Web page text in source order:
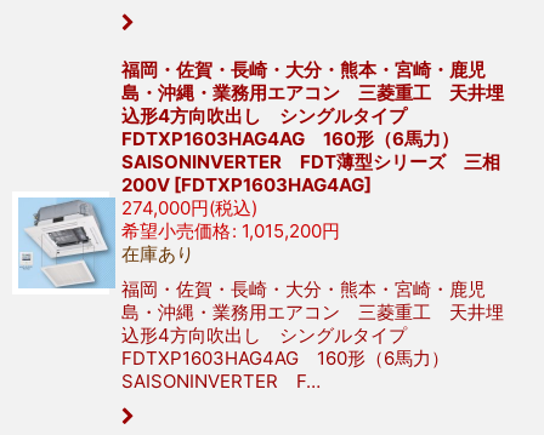
福岡・佐賀・長崎・大分・熊本・宮崎・鹿児
島・沖縄・業務用エアコン 三菱重工 天井埋
込形4方向吹出し シングルタイプ
FDTXP1603HAG4AG 160形（6馬力）
SAISONINVERTER FDT薄型シリーズ 三相
200V [FDTXP1603HAG4AG]
274,000円(税込)
希望小売価格: 1,015,200円
在庫あり
福岡・佐賀・長崎・大分・熊本・宮崎・鹿児
島・沖縄・業務用エアコン 三菱重工 天井埋
込形4方向吹出し シングルタイプ
FDTXP1603HAG4AG 160形（6馬力）
SAISONINVERTER F…